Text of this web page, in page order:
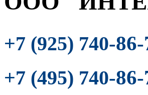
+7 (925) 740-86-
+7 (495) 740-86-